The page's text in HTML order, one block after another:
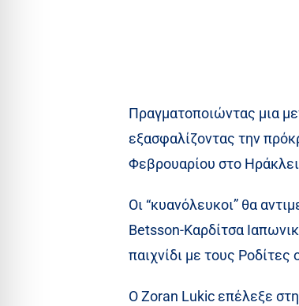
Πραγματοποιώντας μια
εξασφαλίζοντας την
Φεβρουαρίου στο
Οι “κυανόλευκοι” θα
Betsson-Καρδίτσα
παιχνίδι με τους Ροδίτες
Ο Zoran Lukic επέλεξε